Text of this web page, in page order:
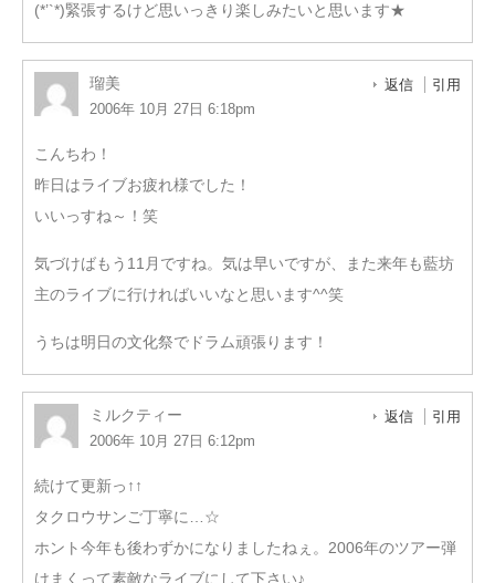
(*’`*)緊張するけど思いっきり楽しみたいと思います★
瑠美
2006年 10月 27日 6:18pm
返信 引用
こんちわ！
昨日はライブお疲れ様でした！
いいっすね～！笑
気づけばもう11月ですね。気は早いですが、また来年も藍坊
主のライブに行ければいいなと思います^^笑
うちは明日の文化祭でドラム頑張ります！
ミルクティー
2006年 10月 27日 6:12pm
返信 引用
続けて更新っ↑↑
タクロウサンご丁寧に…☆
ホント今年も後わずかになりましたねぇ。2006年のツアー弾
けまくって素敵なライブにして下さい♪